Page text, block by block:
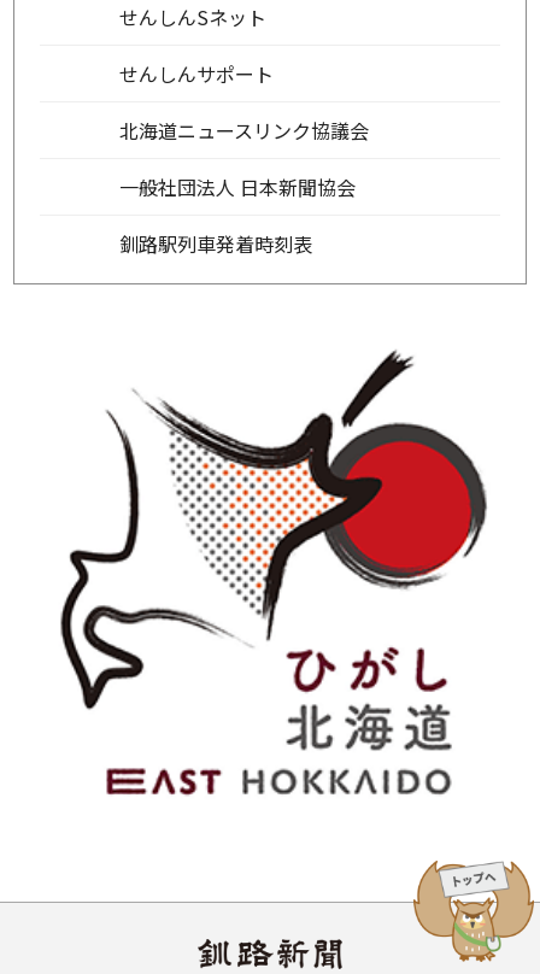
せんしんSネット
せんしんサポート
北海道ニュースリンク協議会
一般社団法人 日本新聞協会
釧路駅列車発着時刻表